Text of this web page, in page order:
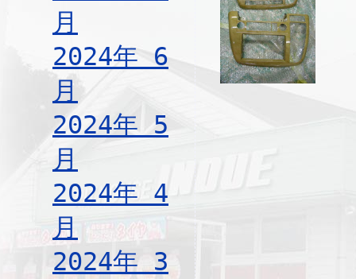
月
2024年 6
月
2024年 5
月
2024年 4
月
2024年 3